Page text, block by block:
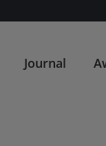
Journal